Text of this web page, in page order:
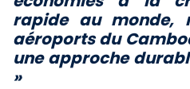
rapide au monde,
aéroports du
une approche
»